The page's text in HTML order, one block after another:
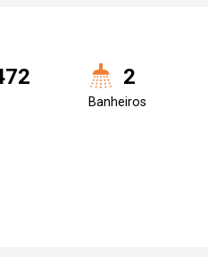
2
Banheiros